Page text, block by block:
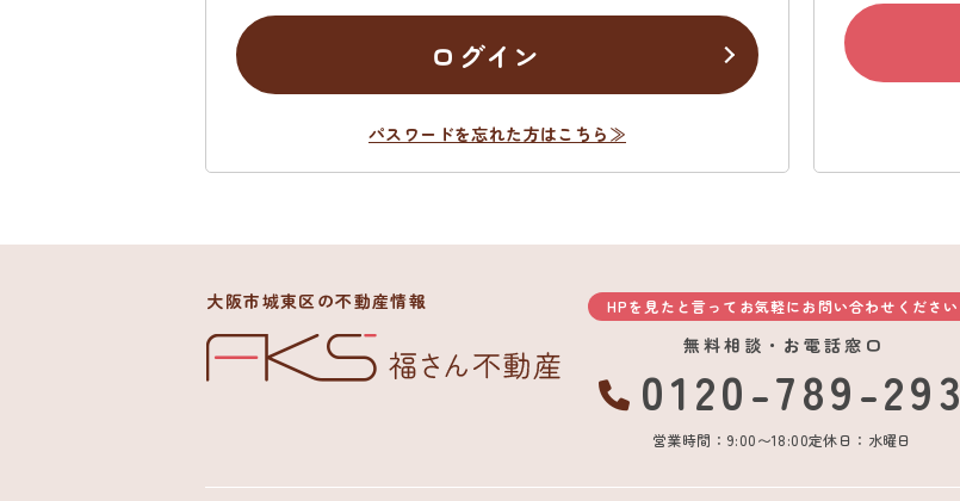
ログイン
パスワードを忘れた方はこちら≫
大阪市城東区の不動産情報 HPを見たと言ってお気軽にお問い合わせください
無料相談・お電話窓口
0120-789-293
営業時間：9:00〜18:00定休日：水曜日